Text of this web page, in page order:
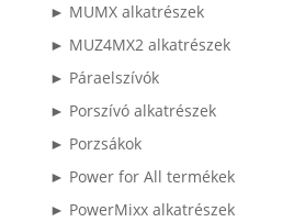
► MUMX alkatrészek
► MUZ4MX2 alkatrészek
► Páraelszívók
► Porszívó alkatrészek
► Porzsákok
► Power for All termékek
► PowerMixx alkatrészek